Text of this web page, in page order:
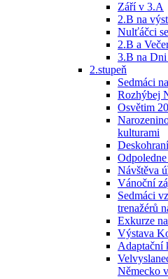
Září v 3.A
2.B na
Nulťáčci
2.B a
3.B na Dni
2.stupeň
Sedmáci
Rozhýbej
Osvětim
kulturami
Návštěva
Vánoční
Sedmáci
trenažérů
Exkurze
Výstava
Adaptační
Německo